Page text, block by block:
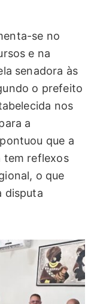
se no
e na
senadora às
o prefeito
nos
a
que a
tem reflexos
o que
disputa